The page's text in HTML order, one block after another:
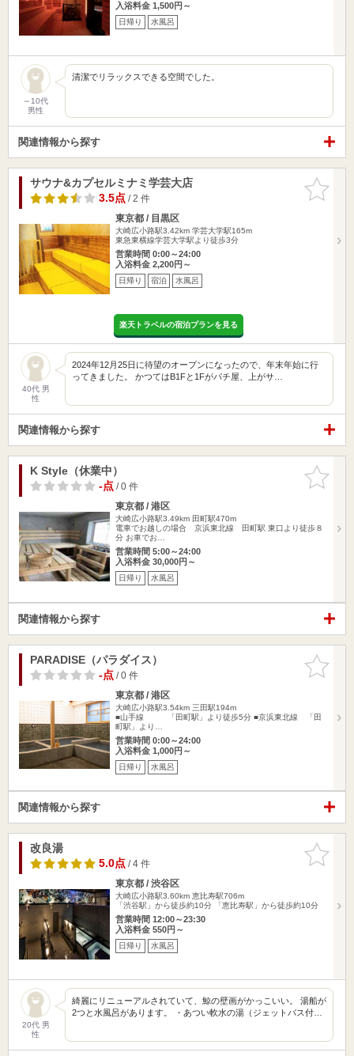
入浴料金 1,500円～
日帰り 水風呂
～10代
男性
清潔でリラックスできる空間でした。
関連情報から探す
お気に入
りに追加
サウナ&カプセルミナミ学芸大店
3.5点/ 2 件
東京都 / 目黒区
大崎広小路駅3.42km 学芸大学駅165m
東急東横線学芸大学駅より徒歩3分
営業時間 0:00～24:00
入浴料金 2,200円～
日帰り 宿泊 水風呂
楽天トラベルの宿泊プランを見る
40代 男
性
2024年12月25日に待望のオープンになったので、年末年始に行
ってきました。 かつてはB1Fと1Fがパチ屋、上がサ…
関連情報から探す
お気に入
りに追加
K Style（休業中）
-点/ 0 件
東京都 / 港区
大崎広小路駅3.49km 田町駅470m
電車でお越しの場合 京浜東北線 田町駅 東口より徒歩８
分 お車でお…
営業時間 5:00～24:00
入浴料金 30,000円～
日帰り 水風呂
関連情報から探す
お気に入
りに追加
PARADISE（パラダイス）
-点/ 0 件
東京都 / 港区
大崎広小路駅3.54km 三田駅194m
■山手線 「田町駅」より徒歩5分 ■京浜東北線 「田
町駅」より…
営業時間 0:00～24:00
入浴料金 1,000円～
日帰り 水風呂
関連情報から探す
お気に入
りに追加
改良湯
5.0点/ 4 件
東京都 / 渋谷区
大崎広小路駅3.60km 恵比寿駅706m
「渋谷駅」から徒歩約10分 「恵比寿駅」から徒歩約10分
営業時間 12:00～23:30
入浴料金 550円～
日帰り 水風呂
20代 男
性
綺麗にリニューアルされていて、鯨の壁画がかっこいい。 湯船が
2つと水風呂があります。 ・あつい軟水の湯（ジェットバス付…